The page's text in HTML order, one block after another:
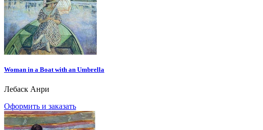
Woman in a Boat with an Umbrella
Лебаск Анри
Оформить и заказать